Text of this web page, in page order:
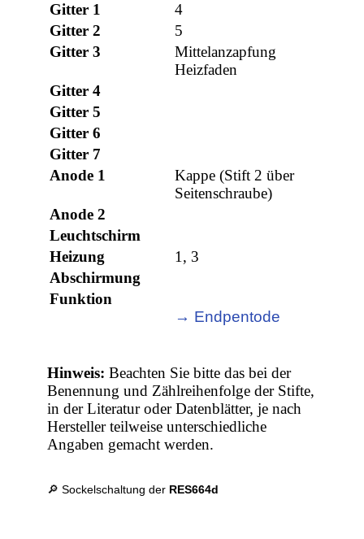
Gitter 1
4
Gitter 2
5
Gitter 3
Mittelanzapfung
Heizfaden
Gitter 4
Gitter 5
Gitter 6
Gitter 7
Anode 1
Kappe (Stift 2 über
Seitenschraube)
Anode 2
Leuchtschirm
Heizung
1, 3
Abschirmung
Funktion
→ Endpentode
Hinweis: Beachten Sie bitte das bei der
Benennung und Zählreihenfolge der Stifte,
in der Literatur oder Datenblätter, je nach
Hersteller teilweise unterschiedliche
Angaben gemacht werden.
🔎 Sockelschaltung der RES664d